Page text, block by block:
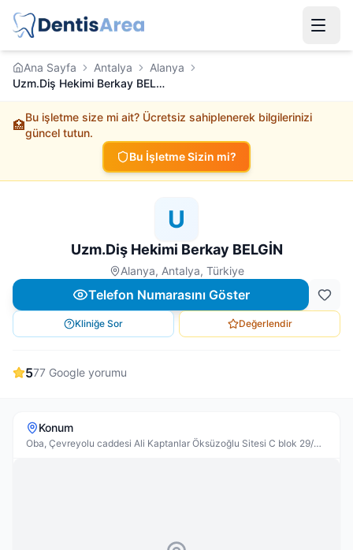
Ana Sayfa Antalya
Alanya
Uzm.Diş Hekimi Berkay BELGİN
🏥
Bu işletme size mi ait? Ücretsiz sahiplenerek bilgilerinizi
güncel tutun.
Bu İşletme Sizin mi?
U
Uzm.Diş Hekimi Berkay BELGİN
Alanya, Antalya, Türkiye
Telefon Numarasını Göster
Kliniğe Sor Değerlendir
577 Google yorumu
Konum
Oba, Çevreyolu caddesi Ali Kaptanlar Öksüzoğlu Sitesi C blok 29/A,